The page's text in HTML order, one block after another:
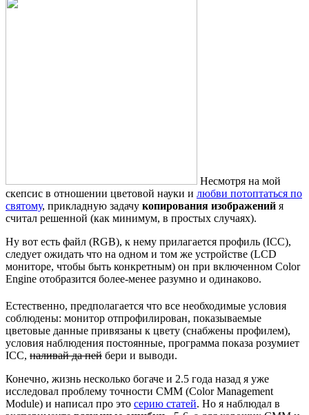
Несмотря на мой
скепсис в отношении цветовой науки и любви потоптаться по
святому, прикладную задачу копирования изображений я
считал решенной (как минимум, в простых случаях).
Ну вот есть файл (RGB), к нему прилагается профиль (ICC),
следует ожидать что на одном и том же устройстве (LCD
мониторе, чтобы быть конкретным) он при включенном Color
Engine отобразится более-менее разумно и одинаково.
Естественно, предполагается что все необходимые условия
соблюдены: монитор отпрофилирован, показываемые
цветовые данные привязаны к цвету (снабжены профилем),
условия наблюдения постоянные, программа показа розумиет
ICC, наливай да пей бери и выводи.
Конечно, жизнь несколько богаче и 2.5 года назад я уже
исследовал проблему точности CMM (Color Management
Module) и написал про это серию статей. Но я наблюдал в